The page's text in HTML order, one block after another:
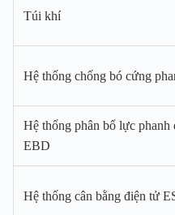
Túi khí
Hệ thống chống bó cứng
Hệ thống phân bổ lực phanh
EBD
Hệ thống cân bằng điện tử